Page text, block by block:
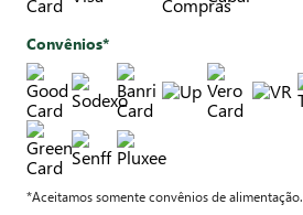
Convênios*
*Aceitamos somente convênios de alimentação.